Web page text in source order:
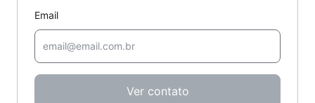
Email
Ver contato